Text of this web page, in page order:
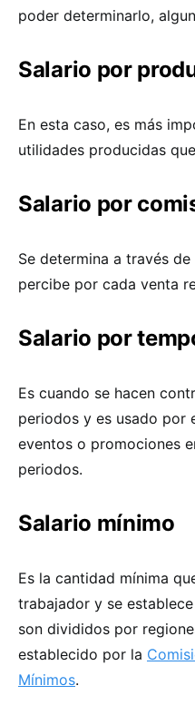
poder determinarlo,
Salario por
En esta caso, es más
utilidades producidas
Salario por
Se determina a través
percibe por cada venta
Salario por
Es cuando se hacen
periodos y es usado por
eventos o promociones
periodos.
Salario mínimo
Es la cantidad mínima
trabajador y se
son divididos por
establecido por la
Mínimos.